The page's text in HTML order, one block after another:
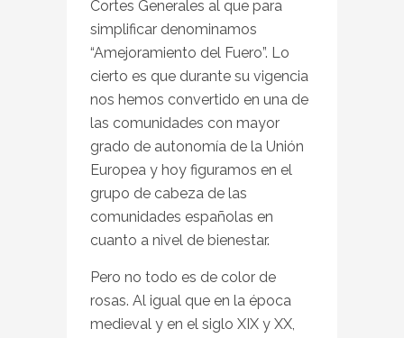
Cortes Generales al que para
simplificar denominamos
“Amejoramiento del Fuero”. Lo
cierto es que durante su vigencia
nos hemos convertido en una de
las comunidades con mayor
grado de autonomía de la Unión
Europea y hoy figuramos en el
grupo de cabeza de las
comunidades españolas en
cuanto a nivel de bienestar.
Pero no todo es de color de
rosas. Al igual que en la época
medieval y en el siglo XIX y XX,